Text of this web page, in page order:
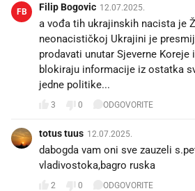
FB Filip Bogovic 12.07.2025.
a vođa tih ukrajinskih nacista je
neonacističkoj Ukrajini je
prodavati unutar Sjeverne Koreje
blokiraju informacije iz ostatka
jedne politike...
3 0 ODGOVORITE
totus tuus 12.07.2025.
dabogda vam oni sve zauzeli
vladivostoka,bagro ruska
2 0 ODGOVORITE